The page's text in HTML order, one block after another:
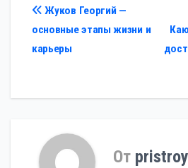
Навигация
по
Жуков Георгий —
основные этапы жизни и
карьеры
От